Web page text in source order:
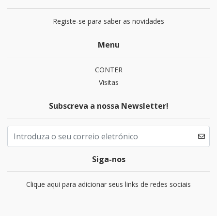
Registe-se para saber as novidades
Menu
CONTER
Visitas
Subscreva a nossa Newsletter!
Siga-nos
Clique aqui para adicionar seus links de redes sociais